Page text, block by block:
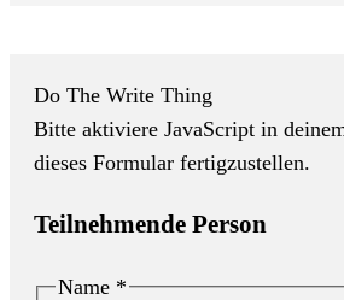
Do The Write Thing
Bitte aktiviere JavaScript in
dieses Formular fertigzustellen.
Teilnehmende Person
Name *